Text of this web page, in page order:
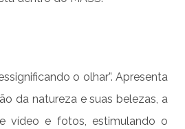
o olhar”. Apresenta
da natureza e suas belezas, a
vídeo e fotos, estimulando o